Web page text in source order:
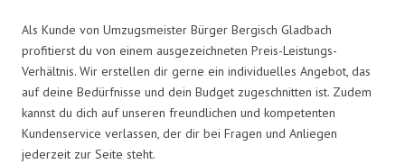
Als Kunde von Umzugsmeister Bürger Bergisch Gladbach
profitierst du von einem ausgezeichneten Preis-Leistungs-
Verhältnis. Wir erstellen dir gerne ein individuelles Angebot, das
auf deine Bedürfnisse und dein Budget zugeschnitten ist. Zudem
kannst du dich auf unseren freundlichen und kompetenten
Kundenservice verlassen, der dir bei Fragen und Anliegen
jederzeit zur Seite steht.